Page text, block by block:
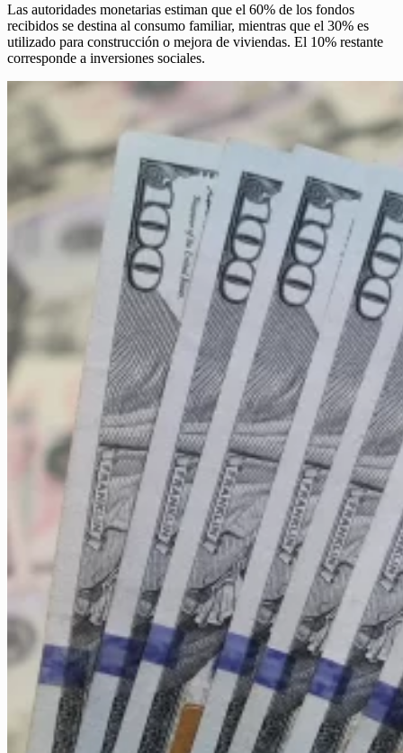
Las autoridades monetarias estiman que el 60% de los fondos
recibidos se destina al consumo familiar, mientras que el 30% es
utilizado para construcción o mejora de viviendas. El 10% restante
corresponde a inversiones sociales.